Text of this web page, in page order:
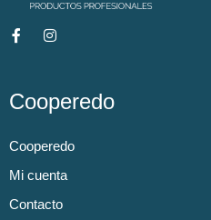
Cooperedo
Cooperedo
Mi cuenta
Contacto